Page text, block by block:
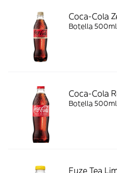
Coca-Cola
Botella 500ml
Coca-Cola
Botella 500ml
Fuze Tea